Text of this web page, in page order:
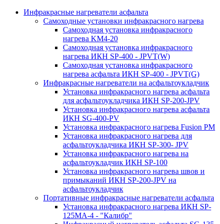
Инфракрасные нагреватели асфальта
Самоходные установки инфракрасного нагрева
Самоходная установка инфракрасного
нагрева KM4-20
Самоходная установка инфракрасного
нагрева ИКН SP-400 - JPVT(W)
Самоходная установка инфракрасного
нагрева асфальта ИКН SP-400 - JPVT(G)
Инфракрасные нагреватели на асфальтоукладчик
Установка инфракрасного нагрева асфальта
для асфальтоукладчика ИКН SP-200-JPV
Установка инфракрасного нагрева асфальта
ИКН SG-400-PV
Установка инфракрасного нагрева Fusion PM
Установка инфракрасного нагрева для
асфальтоукладчика ИКН SP-300- JPV
Установка инфракрасного нагрева на
асфальтоукладчик ИКН SP-100
Установка инфракрасного нагрева швов и
примыканий ИКН SP-200-JPV на
асфальтоукладчик
Портативные инфракрасные нагреватели асфальта
Установка инфракрасного нагрева ИКН SP-
125МA-4 - "Калибр"